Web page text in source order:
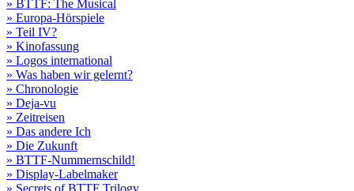
» BTTF: The Musical
» Europa-Hörspiele
» Teil IV?
» Kinofassung
» Logos international
» Was haben wir gelernt?
» Chronologie
» Deja-vu
» Zeitreisen
» Das andere Ich
» Die Zukunft
» BTTF-Nummernschild!
» Display-Labelmaker
» Secrets of BTTF Trilogy